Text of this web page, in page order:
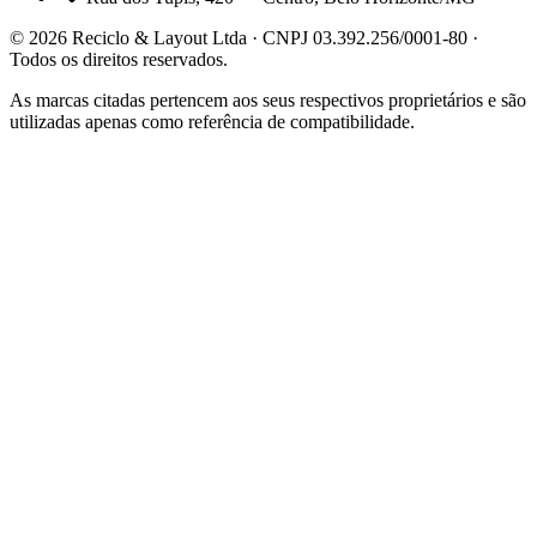
© 2026 Reciclo & Layout Ltda · CNPJ 03.392.256/0001-80 ·
Todos os direitos reservados.
As marcas citadas pertencem aos seus respectivos proprietários e são
utilizadas apenas como referência de compatibilidade.